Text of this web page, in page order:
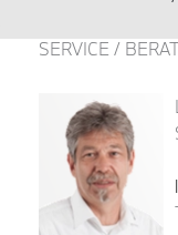
SERVICE /